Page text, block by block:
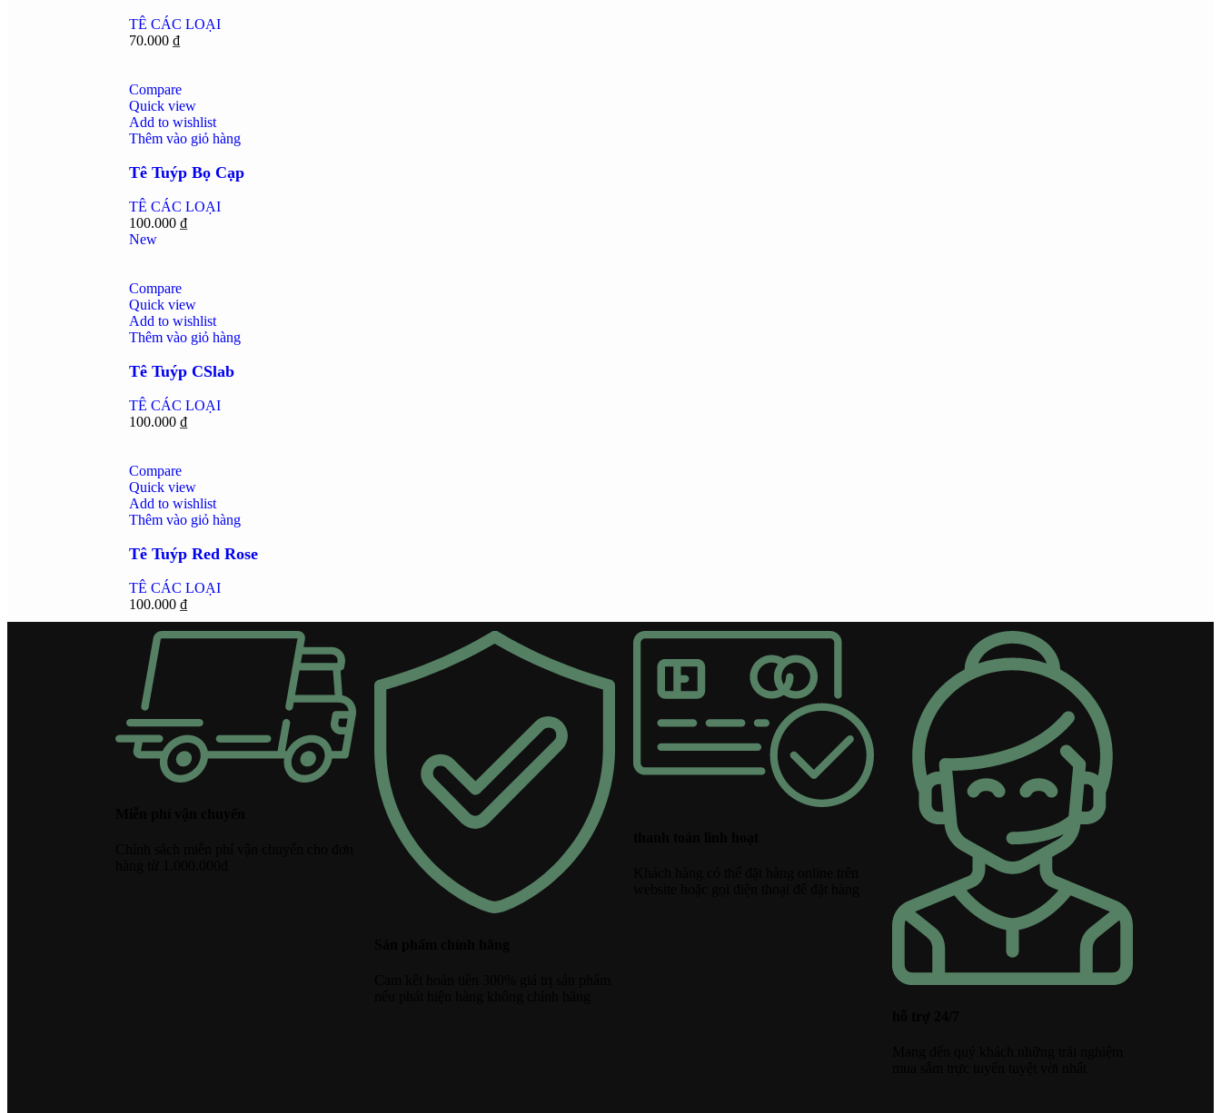
TÊ CÁC LOẠI
70.000 ₫
Compare
Quick view
Add to wishlist
Thêm vào giỏ hàng
Tê Tuýp Bọ Cạp
TÊ CÁC LOẠI
100.000 ₫
New
Compare
Quick view
Add to wishlist
Thêm vào giỏ hàng
Tê Tuýp CSlab
TÊ CÁC LOẠI
100.000 ₫
Compare
Quick view
Add to wishlist
Thêm vào giỏ hàng
Tê Tuýp Red Rose
TÊ CÁC LOẠI
100.000 ₫